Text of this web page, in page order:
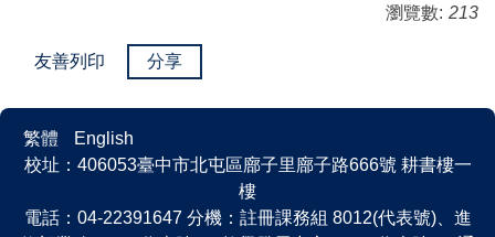
瀏覽數: 213
友善列印 分享
繁體
English
校址：406053臺中市北屯區廍子里廍子路666號 耕書樓一
樓
電話：04-22391647 分機：註冊課務組 8012(代表號)、進